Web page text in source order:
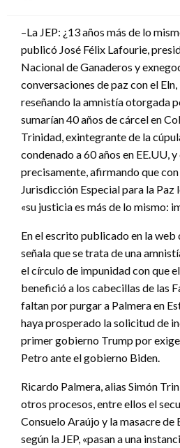
–La JEP: ¿13 años más de lo
publicó José Félix Lafourie,
Nacional de Ganaderos y
conversaciones de paz con el
reseñando la amnistía otorgada
sumarían 40 años de cárcel en
Trinidad, exintegrante de la
condenado a 60 años en EE.UU,
precisamente, afirmando que
Jurisdicción Especial para la Paz
«su justicia es más de lo mismo:
En el escrito publicado en la web
señala que se trata de una
el círculo de impunidad con que
benefició a los cabecillas de las
faltan por purgar a Palmera en
haya prosperado la solicitud de
primer gobierno Trump por
Petro ante el gobierno Biden.
Ricardo Palmera, alias Simón
otros procesos, entre ellos el
Consuelo Araújo y la masacre de
según la JEP, «pasan a una